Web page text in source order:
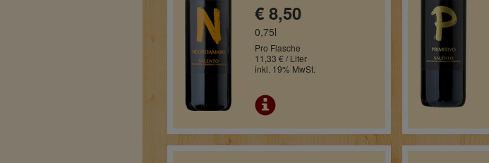
€ 8,50
0,75l
Pro Flasche
11,33 € / Liter
inkl. 19% MwSt.